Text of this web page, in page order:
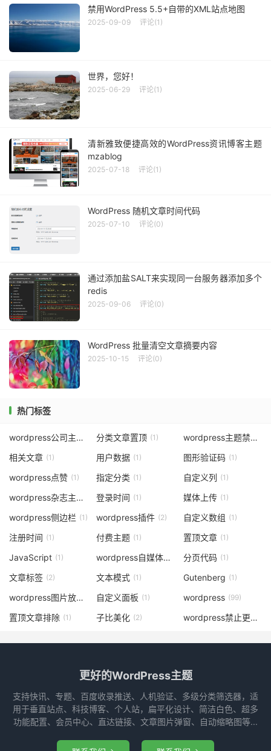
禁用WordPress 5.5+自带的XML站点地图
2025-09-09 评论(1)
世界，您好！
2025-06-29 评论(1)
清新雅致便捷高效的WordPress资讯博客主题
mzablog
2025-07-18 评论(1)
WordPress 随机文章时间代码
2025-07-10 评论(0)
通过添加盐SALT来实现同一台服务器添加多个
redis
2025-09-06 评论(0)
WordPress 批量清空文章摘要内容
2025-10-15 评论(0)
热门标签
wordpress公司主题 (3)分类文章置顶 (1)
wordpress主题禁用f12
相关文章 (1) 用户数据 (1) 图形验证码 (1)
wordpress点赞 (1) 指定分类 (1) 自定义列 (1)
wordpress杂志主题 (2)登录时间 (1) 媒体上传 (1)
wordpress侧边栏 (1) wordpress插件 (2) 自定义数组 (1)
注册时间 (1) 付费主题 (1) 置顶文章 (1)
JavaScript (1) wordpress自媒体主题 (4)
分页代码 (1)
文章标签 (2) 文本模式 (1) Gutenberg (1)
wordpress图片放大 自定义面板 (1) wordpress (99)
置顶文章排除 (1) 子比美化 (2) wordpress禁止更新
更好的WordPress主题
支持快讯、专题、百度收录推送、人机验证、多级分类筛选器，适
用于垂直站点、科技博客、个人站，扁平化设计、简洁白色、超多
功能配置、会员中心、直达链接、文章图片弹窗、自动缩略图等...